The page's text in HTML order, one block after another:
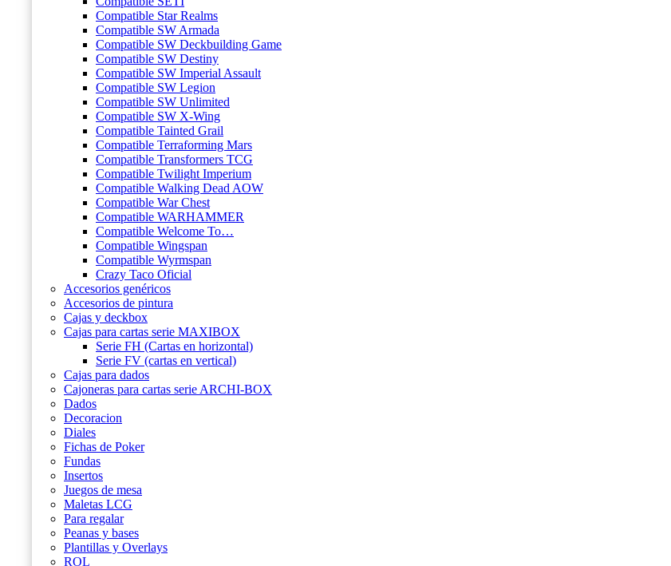
Compatible Star Realms
Compatible SW Armada
Compatible SW Deckbuilding Game
Compatible SW Destiny
Compatible SW Imperial Assault
Compatible SW Legion
Compatible SW Unlimited
Compatible SW X-Wing
Compatible Tainted Grail
Compatible Terraforming Mars
Compatible Transformers TCG
Compatible Twilight Imperium
Compatible Walking Dead AOW
Compatible War Chest
Compatible WARHAMMER
Compatible Welcome To…
Compatible Wingspan
Compatible Wyrmspan
Crazy Taco Oficial
Accesorios genéricos
Accesorios de pintura
Cajas y deckbox
Cajas para cartas serie MAXIBOX
Serie FH (Cartas en horizontal)
Serie FV (cartas en vertical)
Cajas para dados
Cajoneras para cartas serie ARCHI-BOX
Dados
Decoracion
Diales
Fichas de Poker
Fundas
Insertos
Juegos de mesa
Maletas LCG
Para regalar
Peanas y bases
Plantillas y Overlays
ROL